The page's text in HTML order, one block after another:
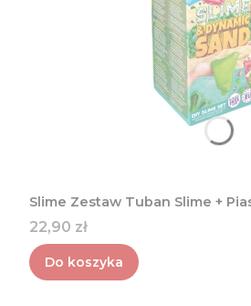
Slime Zestaw Tuban Slime +
Cena
22,90 zł
Do koszyka